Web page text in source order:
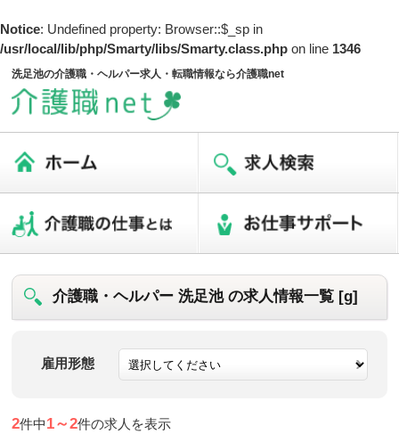
Notice: Undefined property: Browser::$_sp in
/usr/local/lib/php/Smarty/libs/Smarty.class.php on line 1346
洗足池の介護職・ヘルパー求人・転職情報なら介護職net
介護職・ヘルパー 洗足池 の求人情報一覧 [g]
雇用形態
2件中1～2件の求人を表示